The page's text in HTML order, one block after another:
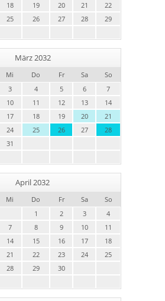
18 19 20 21
22
25 26 27 28 29
März 2032
Mi Do Fr Sa
So
3 4 5 6
7
10 11 12 13
14
17 18 19 20
21
24 25 26 27
28
31
April 2032
Mi Do Fr Sa
So
1
2 3
4
7 8 9 10
11
14 15 16 17
18
21 22 23 24
25
28 29 30